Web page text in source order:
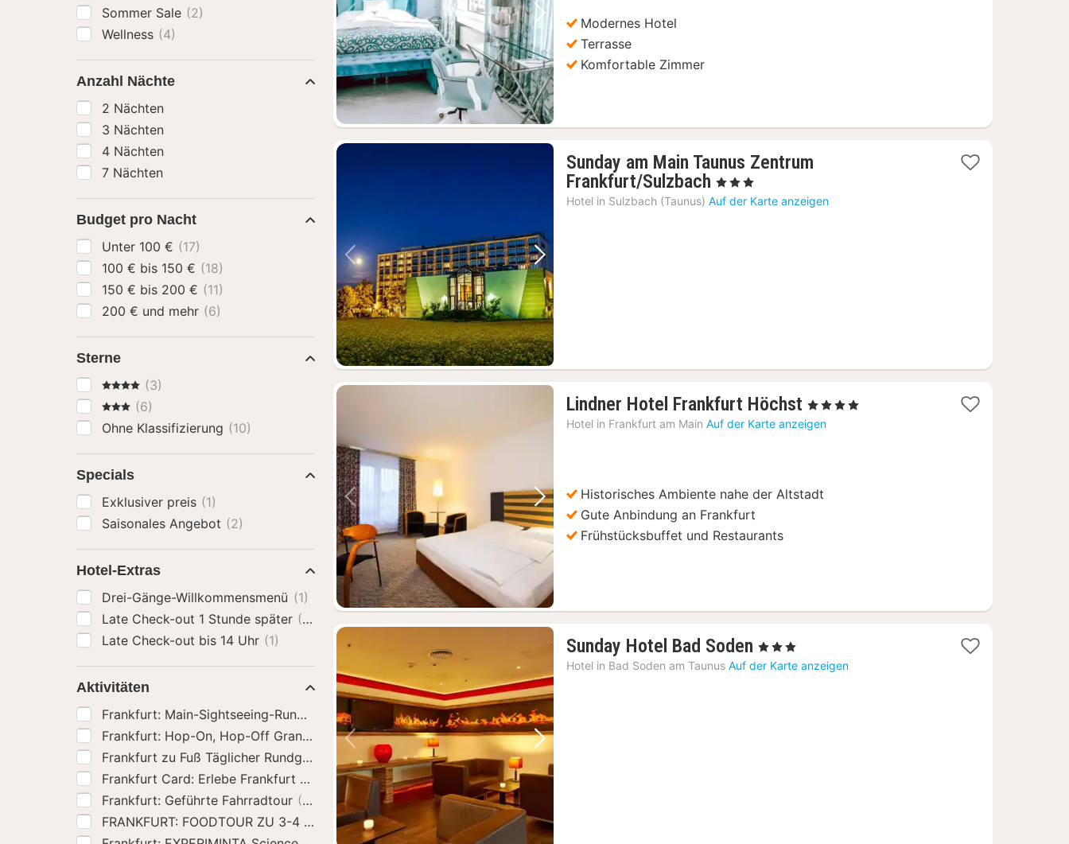
Vorheriges Bild Nächstes Bild
Modernes Hotel
Terrasse
Komfortable Zimmer
Vorheriges Bild Nächstes Bild
Sunday am Main Taunus Zentrum
Frankfurt/Sulzbach 2
Nächte
, 3 Sterne
Hotel in Sulzbach (Taunus) Auf der Karte anzeigen
Vorheriges Bild Nächstes Bild
Lindner Hotel Frankfurt Höchst 1
Nacht
, 4 Sterne
Hotel in Frankfurt am Main Auf der Karte anzeigen
Historisches Ambiente nahe der Altstadt
Gute Anbindung an Frankfurt
Frühstücksbuffet und Restaurants
Vorheriges Bild Nächstes Bild
Sunday Hotel Bad Soden 1
Nacht
, 3 Sterne
Hotel in Bad Soden am Taunus Auf der Karte anzeigen
Sommer Sale (2)
Wellness (4)
Anzahl Nächte
2 Nächten
3 Nächten
4 Nächten
7 Nächten
Budget pro Nacht
Unter 100 € (17)
100 € bis 150 € (18)
150 € bis 200 € (11)
200 € und mehr (6)
Sterne
4 Sterne(3)
3 Sterne
(6)
Ohne Klassifizierung (10)
Specials
Exklusiver preis (1)
Saisonales Angebot (2)
Hotel-Extras
Drei-Gänge-Willkommensmenü (1)
Late Check-out 1 Stunde später (2)
Late Check-out bis 14 Uhr (1)
Aktivitäten
Frankfurt: Main-Sightseeing-Rundfahrt mit Kommentar (2)
Frankfurt: Hop-On, Hop-Off Grand oder Express Bus Ticket(2)
Frankfurt zu Fuß Täglicher Rundgang auf Englisch(2)
Frankfurt Card: Erlebe Frankfurt zum besten Preis(2)
Frankfurt: Geführte Fahrradtour (2)
FRANKFURT: FOODTOUR ZU 3-4 LOKALEN FOODSPOTS